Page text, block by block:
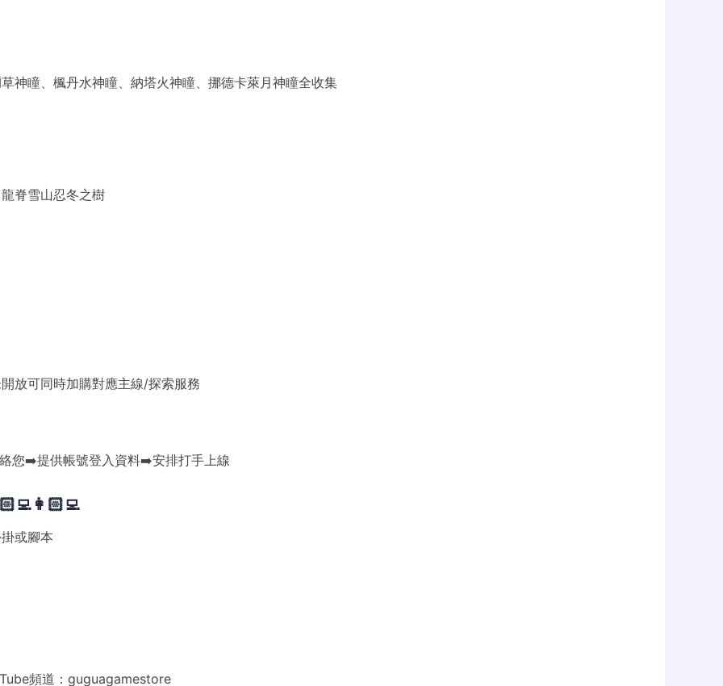
瞳、楓丹水神瞳、納塔火神瞳、挪德卡萊月神瞳全收集
脊雪山忍冬之樹
放可同時加購對應主線/探索服務
➡️提供帳號登入資料➡️安排打手上線
或腳本
頻道： guguagamestore